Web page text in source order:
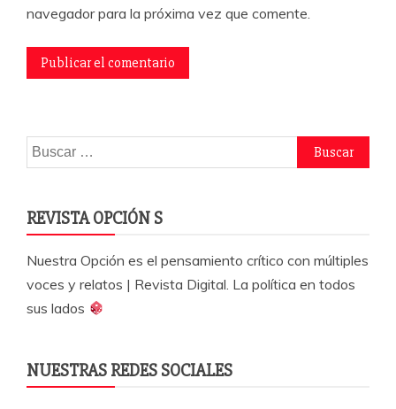
navegador para la próxima vez que comente.
Buscar:
REVISTA OPCIÓN S
Nuestra Opción es el pensamiento crítico con múltiples
voces y relatos | Revista Digital. La política en todos
sus lados
NUESTRAS REDES SOCIALES